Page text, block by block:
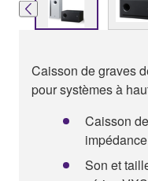
Caisson de graves
pour systèmes à
Caisson
impédance
Son et